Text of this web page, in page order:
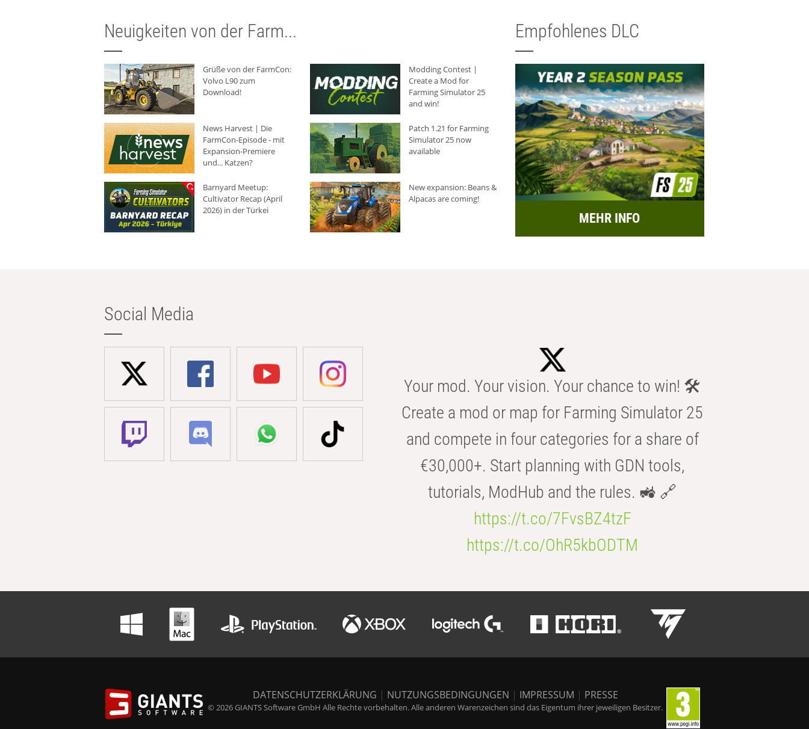
Neuigkeiten von der Farm...
Grüße von der FarmCon:
Volvo L90 zum
Download!
Modding Contest |
Create a Mod for
Farming Simulator 25
and win!
News Harvest | Die
FarmCon-Episode - mit
Expansion-Premiere
und... Katzen?
Patch 1.21 for Farming
Simulator 25 now
available
Barnyard Meetup:
Cultivator Recap (April
2026) in der Türkei
New expansion: Beans &
Alpacas are coming!
Empfohlenes DLC
MEHR INFO
Social Media
Your mod. Your vision. Your chance to win! 🛠️
Create a mod or map for Farming Simulator 25
and compete in four categories for a share of
€30,000+. Start planning with GDN tools,
tutorials, ModHub and the rules. 🚜 🔗
https://t.co/7FvsBZ4tzF
https://t.co/OhR5kbODTM
DATENSCHUTZERKLÄRUNG | NUTZUNGSBEDINGUNGEN | IMPRESSUM | PRESSE
© 2026 GIANTS Software GmbH Alle Rechte vorbehalten. Alle anderen Warenzeichen sind das Eigentum ihrer jeweiligen Besitzer.